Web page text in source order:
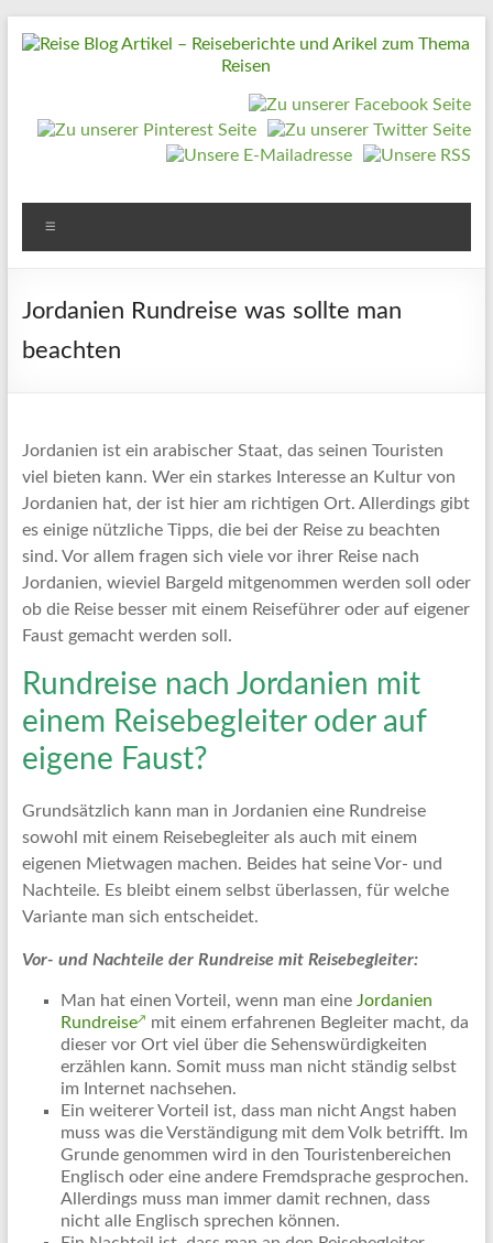
Inhalt
Blog
–
Reiseberichte
Arikel
zum
Thema
Reise
Urlaub,
Artikel
Tipps
und
Informationen
zum
Thema
Jordanien Rundreise was sollte man
beachten
Jordanien ist ein arabischer Staat, das seinen Touristen
viel bieten kann. Wer ein starkes Interesse an Kultur von
Jordanien hat, der ist hier am richtigen Ort. Allerdings gibt
es einige nützliche Tipps, die bei der Reise zu beachten
sind. Vor allem fragen sich viele vor ihrer Reise nach
Jordanien, wieviel Bargeld mitgenommen werden soll oder
ob die Reise besser mit einem Reiseführer oder auf eigener
Faust gemacht werden soll.
Rundreise nach Jordanien mit
einem Reisebegleiter oder auf
eigene Faust?
Grundsätzlich kann man in Jordanien eine Rundreise
sowohl mit einem Reisebegleiter als auch mit einem
eigenen Mietwagen machen. Beides hat seine Vor- und
Nachteile. Es bleibt einem selbst überlassen, für welche
Variante man sich entscheidet.
Vor- und Nachteile der Rundreise mit Reisebegleiter:
Man hat einen Vorteil, wenn man eine Jordanien
Rundreise
mit einem erfahrenen Begleiter macht, da
dieser vor Ort viel über die Sehenswürdigkeiten
erzählen kann. Somit muss man nicht ständig selbst
im Internet nachsehen.
Ein weiterer Vorteil ist, dass man nicht Angst haben
muss was die Verständigung mit dem Volk betrifft. Im
Grunde genommen wird in den Touristenbereichen
Englisch oder eine andere Fremdsprache gesprochen.
Allerdings muss man immer damit rechnen, dass
nicht alle Englisch sprechen können.